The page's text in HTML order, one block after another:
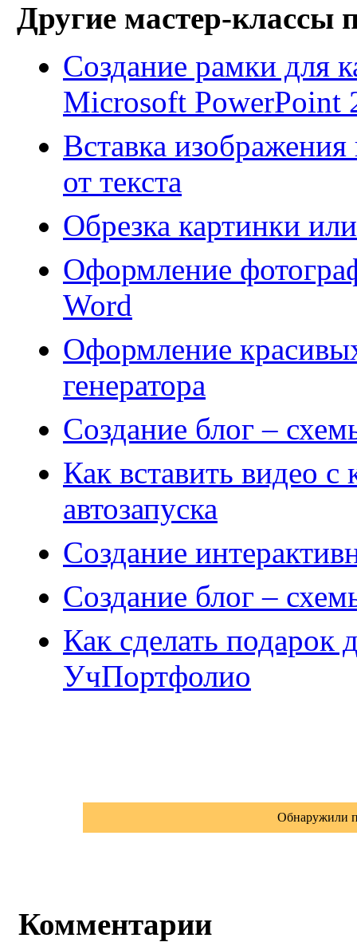
Другие мастер-классы
Создание рамки для
Microsoft PowerPoint
Вставка
от текста
Обрезка картинки
Оформление
Word
Оформление
генератора
Создание блог –
Как вставить видео
автозапуска
Создание
Создание блог –
Как сделать подарок
УчПортфолио
Обнаружили
Комментарии